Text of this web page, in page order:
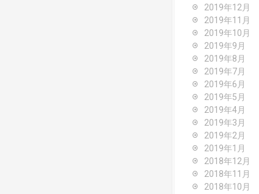
2019年12月
2019年11月
2019年10月
2019年9月
2019年8月
2019年7月
2019年6月
2019年5月
2019年4月
2019年3月
2019年2月
2019年1月
2018年12月
2018年11月
2018年10月